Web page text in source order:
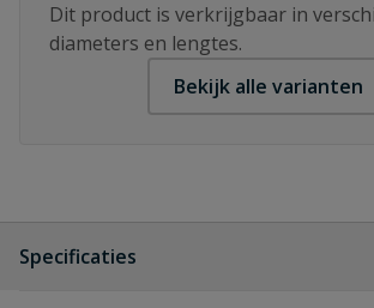
Dit product is verkrijgbaar in
diameters en lengtes.
Bekijk alle varianten
Specificaties